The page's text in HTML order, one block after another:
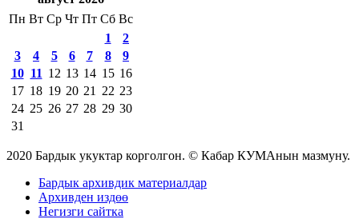
Пн Вт Ср Чт Пт Сб Вс
1
2
3
4 5 6 7 8
9
10 11 12 13 14 15 16
17 18 19 20 21 22 23
24 25 26 27 28 29 30
31
2020 Бардык укуктар корголгон. © Кабар КУМАнын мазмуну.
Бардык архивдик материалдар
Архивден издөө
Негизги сайтка